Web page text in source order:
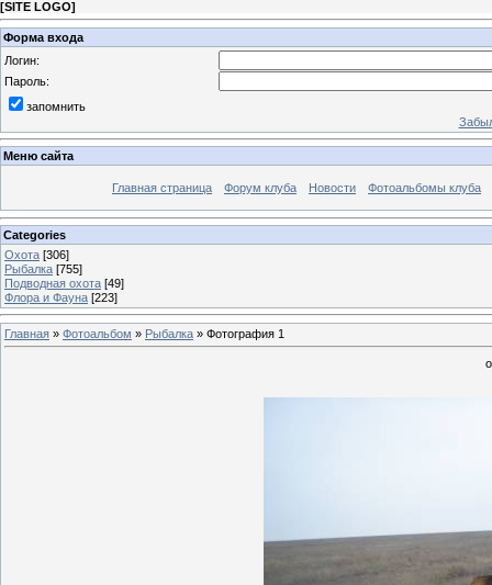
[SITE LOGO]
Форма входа
Логин:
Пароль:
запомнить
Меню сайта
Главная страница Форум клуба Новости Фотоальбомы клуба
Categories
Охота [306]
Рыбалка [755]
Подводная охота [49]
Флора и Фауна [223]
Главная » Фотоальбом » Рыбалка » Фотография 1